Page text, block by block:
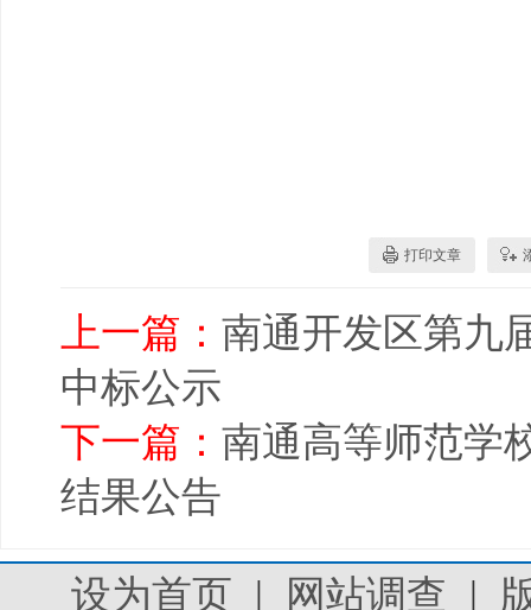
打印文章
上一篇： 南通开发区第九
中标公示
下一篇： 南通高等师范学
结果公告
设为首页 | 网站调查 |